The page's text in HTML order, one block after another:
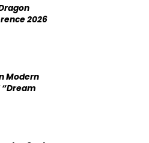
dan Sastra
Puitis